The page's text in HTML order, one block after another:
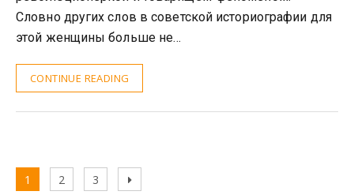
Словно других слов в советской историографии для
этой женщины больше не…
CONTINUE READING
Навигация
Page
1 Page
2 Page
3
Next